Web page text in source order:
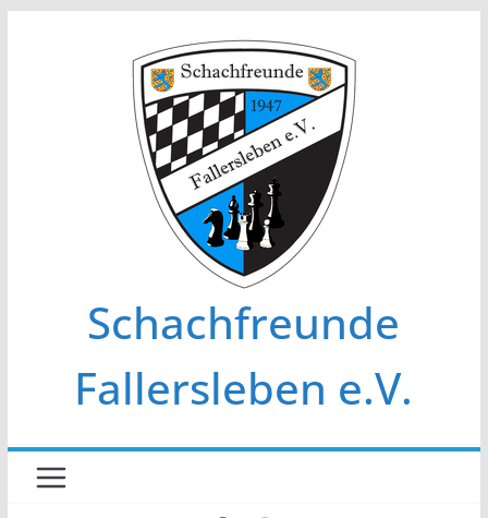
Schachfreunde
Fallersleben e.V.